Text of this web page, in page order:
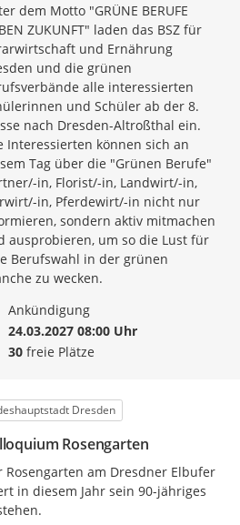
dem Motto "GRÜNE BERUFE
ZUKUNFT" laden das BSZ für
und Ernährung
und die grünen
alle interessierten
und Schüler ab der 8.
nach Dresden-Altroßthal ein.
Interessierten können sich an
Tag über die "Grünen Berufe"
in, Florist/-in, Landwirt/-in,
in, Pferdewirt/-in nicht nur
sondern aktiv mitmachen
ausprobieren, um so die Lust für
Berufswahl in der grünen
zu wecken.
Ankündigung
24.03.2027 08:00 Uhr
30freie Plätze
Dresden
Rosengarten
Rosengarten am Dresdner Elbufer
in diesem Jahr sein 90-jähriges